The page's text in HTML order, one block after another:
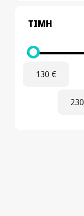
ΤΙΜΉ
130 €
230